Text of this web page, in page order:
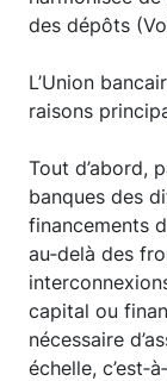
des dépôts
L’Union
raisons
Tout d’abord,
banques des
financements
au‑delà des
capital ou
nécessaire
échelle,